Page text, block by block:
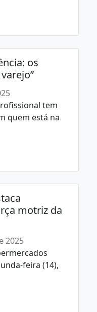
os
tem
quem está na
motriz da
2025
feira (14),